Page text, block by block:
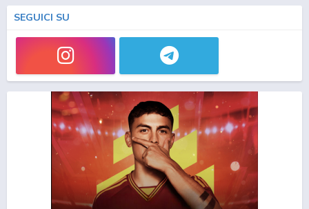
Special - 2003 - 45 min/ep
One Piece: L'ultima esibizione (ITA)
Special - 2003 - 45 min/ep
One Piece Movie 05: Norowareta Seiken
Movie - 2004 - 1h e 35 min/ep
One Piece Movie 05: Norowareta Seiken (ITA)
Movie - 2004 - 1h e 35 min/ep
SEGUICI SU